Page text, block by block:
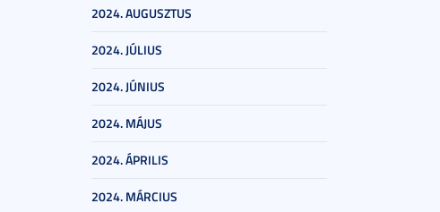
2024. AUGUSZTUS
2024. JÚLIUS
2024. JÚNIUS
2024. MÁJUS
2024. ÁPRILIS
2024. MÁRCIUS